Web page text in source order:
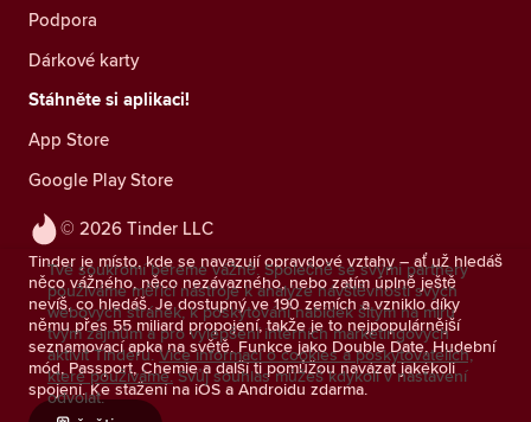
© 2026 Tinder LLC
Tinder je místo, kde se navazují opravdové vztahy – ať už hledáš
něco vážného, něco nezávazného, nebo zatím úplně ještě
nevíš, co hledáš. Je dostupný ve 190 zemích a vzniklo díky
němu přes 55 miliard propojení, takže je to nejpopulárnější
seznamovací apka na světě. Funkce jako Double Date, Hudební
mód, Passport, Chemie a další ti pomůžou navázat jakékoli
spojení. Ke stažení na iOS a Androidu zdarma.
Podpora
Dárkové karty
Stáhněte si aplikaci!
App Store
Google Play Store
Tvé soukromí bereme vážně. Společně se svými partnery
používáme měřicí nástroje k analýze návštěvnosti svých
webových stránek, k poskytování nabídek šitým na míru
tvým zájmům a pro vylepšení interních marketingových
aktivit Tinderu. Více informací o cookies a poskytovatelích,
které používáme. Svůj souhlas můžeš kdykoli v nastavení
odvolat.